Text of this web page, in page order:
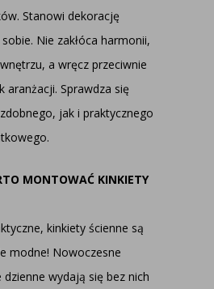
Stanowi dekorację
Nie zakłóca harmonii,
a wręcz przeciwnie
Sprawdza się
jak i praktycznego
MONTOWAĆ KINKIETY
kinkiety ścienne są
modne! Nowoczesne
wydają się bez nich